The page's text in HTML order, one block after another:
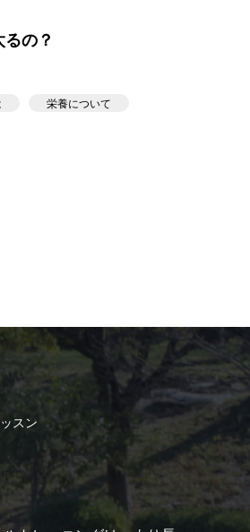
する
の？
栄養について
スン